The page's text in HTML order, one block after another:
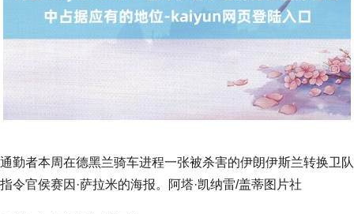
通勤者本周在德黑兰骑车进程一张被杀害的伊朗伊斯兰转换卫队
指令官侯赛因·萨拉米的海报。阿塔·凯纳雷/盖蒂图片社